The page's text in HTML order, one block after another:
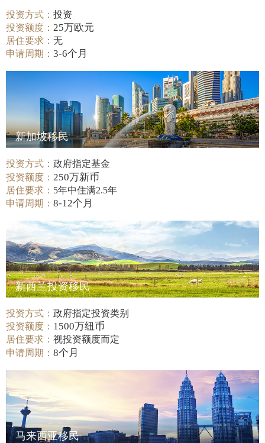
投资方式：投资
投资额度： 25万欧元
居住要求：无
申请周期：3-6个月
新加坡移民
投资方式：政府指定基金
投资额度： 250万新币
居住要求： 5年中住满2.5年
申请周期：8-12个月
新西兰投资移民
投资方式：政府指定投资类别
投资额度： 1500万纽币
居住要求：视投资额度而定
申请周期：8个月
马来西亚移民